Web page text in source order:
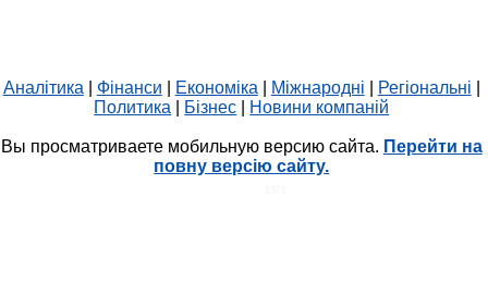
Аналітика Фінанси Економіка Міжнародні Регіональні
Политика
Бізнес Новини компаній
Вы просматриваете мобильную версию сайта. Перейти на
повну версію сайту.